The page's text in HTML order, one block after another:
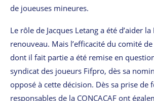
de joueuses mineures.
Le rôle de Jacques Letang a été d’aider
renouveau. Mais l’efficacité du comité
dont il fait partie a été remise en
syndicat des joueurs Fifpro, dès sa
opposé à cette décision. Dès sa prise de
responsables de la CONCACAF ont